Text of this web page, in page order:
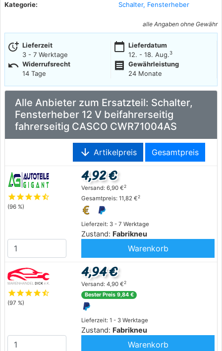
Kategorie:
Schalter, Fensterheber
alle Angaben ohne Gewähr
more_time Lieferzeit
3 - 7 Werktage
calendar_today Lieferdatum
12. - 18. Aug.3
undo Widerrufsrecht
14 Tage
receipt
Gewährleistung
24 Monate
Alle Anbieter zum Ersatzteil: Schalter,
Fensterheber 12 V beifahrerseitig
fahrerseitig CASCO CWR71004AS
arrow_downward Artikelpreis Gesamtpreis
starstarstarstarstar_half
(96 %)
Lieferzeit: 3 - 7 Werktage
Zustand: Fabrikneu
4,92 €
Versand: 6,90 €2
Gesamtpreis: 11,82 €2
Warenkorb
starstarstarstarstar_half
(97 %)
Lieferzeit: 1 - 3 Werktage
Zustand: Fabrikneu
4,94 €
Versand: 4,90 €2
Bester Preis 9,84 €
Warenkorb